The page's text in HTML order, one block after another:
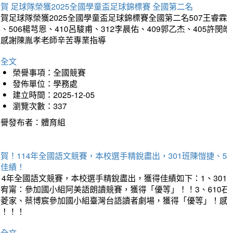
足球隊榮獲2025全國學童盃足球錦標賽 全國第二名
足球隊榮獲2025全國學童盃足球錦標賽全國第二名507王睿
506楊芎恩、410呂駿甫、312李晨佑、409郭乙杰、405許
謝陳胤孝老師辛苦專業指導
文
榮譽事項：全國競賽
發佈單位：學務處
建立時間：2025-12-05
瀏覽次數：337
發布者：體育組
！114年全國語文競賽，本校選手精銳盡出，301班陳愷捷
績！
年全國語文競賽，本校選手精銳盡出，獲得佳績如下：1、
甯：參加國小組阿美語朗讀競賽，獲得「優等」！！3、
家、蔡博宸參加國小組臺灣台語讀者劇場，獲得「優等」！
！！